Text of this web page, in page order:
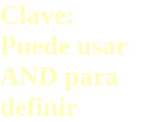
Clave:
Puede usar
AND para
definir